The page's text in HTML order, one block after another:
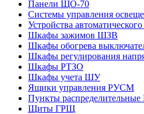
Панели ЩО-70
Системы управления
Устройства автоматического
Шкафы зажимов ШЗВ
Шкафы обогрева
Шкафы регулирования
Шкафы РТЗО
Шкафы учета ШУ
Ящики управления РУСМ
Пункты
Щиты ГРЩ